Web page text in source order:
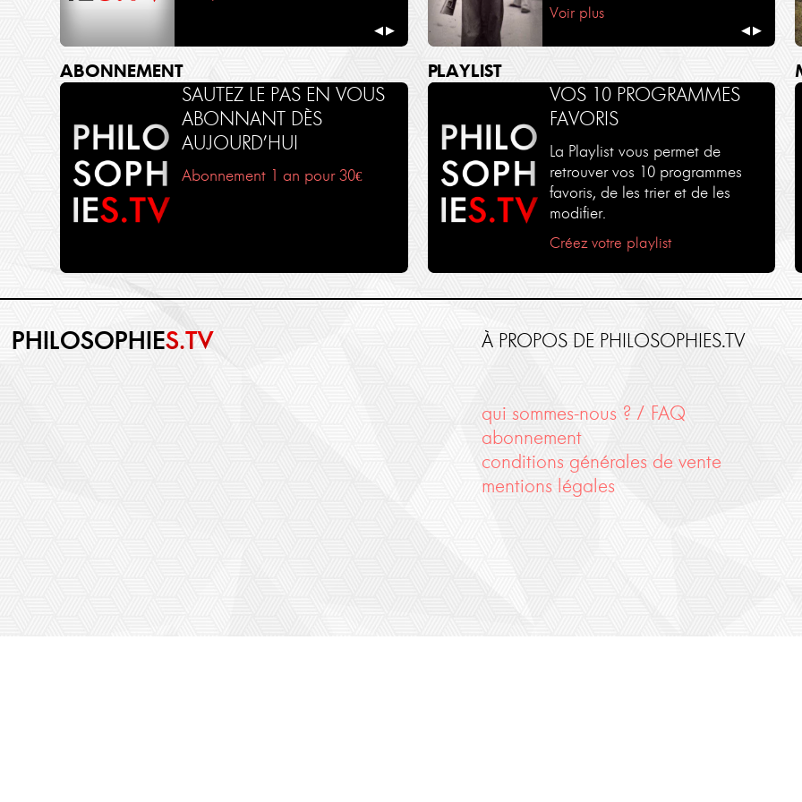
◀▶
Voir plus
◀▶
ABONNEMENT
SAUTEZ LE PAS EN VOUS
ABONNANT DÈS
AUJOURD’HUI
Abonnement 1 an pour 30€
PLAYLIST
VOS 10 PROGRAMMES
FAVORIS
La Playlist vous permet de
retrouver vos 10 programmes
favoris, de les trier et de les
modifier.
Créez votre playlist
PHILOSOPHIES.TV À PROPOS DE PHILOSOPHIES.TV
qui sommes-nous ? / FAQ
abonnement
conditions générales de vente
mentions légales